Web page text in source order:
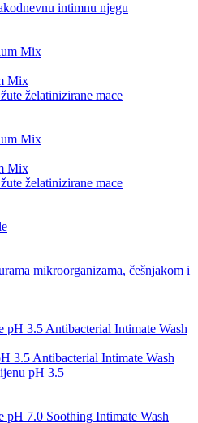
intimnu njegu
Mix
želatinizirane mace
Mix
želatinizirane mace
mikroorganizama, češnjakom i
3.5 Antibacterial Intimate Wash
pH 3.5